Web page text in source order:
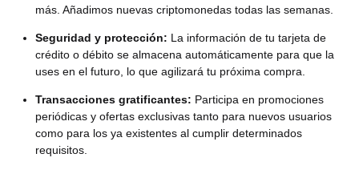
más. Añadimos nuevas criptomonedas todas las semanas.
Seguridad y protección: La información de tu tarjeta de
crédito o débito se almacena automáticamente para que la
uses en el futuro, lo que agilizará tu próxima compra.
Transacciones gratificantes: Participa en promociones
periódicas y ofertas exclusivas tanto para nuevos usuarios
como para los ya existentes al cumplir determinados
requisitos.